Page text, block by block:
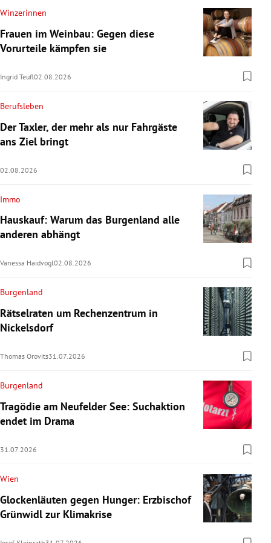
Winzerinnen
Frauen im Weinbau: Gegen diese
Vorurteile kämpfen sie
Ingrid Teufl02.08.2026
Berufsleben
Der Taxler, der mehr als nur Fahrgäste
ans Ziel bringt
02.08.2026
Immo
Hauskauf: Warum das Burgenland alle
anderen abhängt
Vanessa Haidvogl02.08.2026
Burgenland
Rätselraten um Rechenzentrum in
Nickelsdorf
Thomas Orovits31.07.2026
Burgenland
Tragödie am Neufelder See: Suchaktion
endet im Drama
31.07.2026
Wien
Glockenläuten gegen Hunger: Erzbischof
Grünwidl zur Klimakrise